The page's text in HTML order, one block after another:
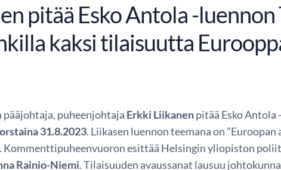
pitää Esko Antola -luennon
kaksi tilaisuutta
pääjohtaja, puheenjohtaja Erkki Liikanenpitää Esko Antola
31.8.2023. Liikasen luennon teemana on
Kommenttipuheenvuoron esittää Helsingin yliopiston
Rainio-Niemi. Tilaisuuden avaussanat lausuu